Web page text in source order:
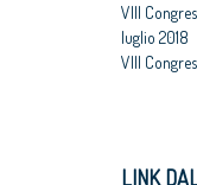
VIII
luglio 2018
VIII
LINK